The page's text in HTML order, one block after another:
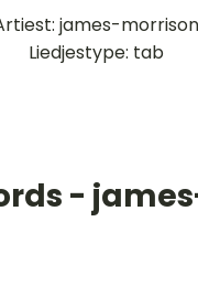
james-morrison
Liedjestype: tab
-